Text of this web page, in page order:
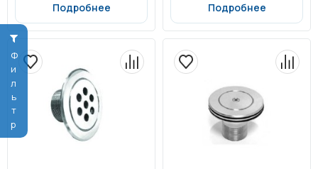
Фильтр
Подробнее Подробнее